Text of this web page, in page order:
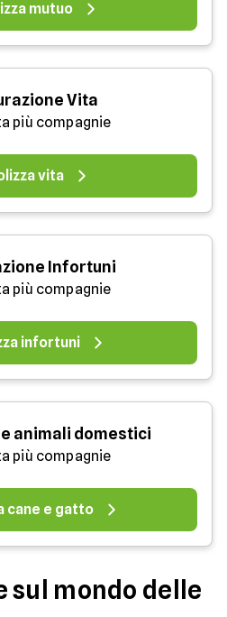
mutuo
Vita
più compagnie
vita
Infortuni
più compagnie
infortuni
animali domestici
più compagnie
cane e gatto
sul mondo delle